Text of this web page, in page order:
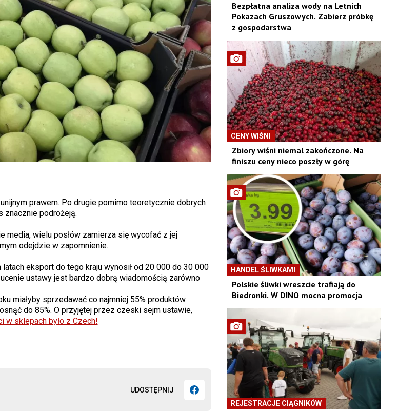
UDOSTĘPNIJ
prawem. Po drugie pomimo teoretycznie dobrych
znacznie podrożeją.
media, wielu posłów zamierza się wycofać z jej
odejdzie w zapomnienie.
latach eksport do tego kraju wynosił od 20 000 do 30 000
ustawy jest bardzo dobrą wiadomością zarówno
miałyby sprzedawać co najmniej 55% produktów
do 85%. O przyjętej przez czeski sejm ustawie,
w sklepach było z Czech!
Bezpłatna analiza wody na Letnich
Pokazach Gruszowych. Zabierz próbkę
z gospodarstwa
CENY WIŚNI
Zbiory wiśni niemal zakończone. Na
finiszu ceny nieco poszły w górę
HANDEL ŚLIWKAMI
Polskie śliwki wreszcie trafiają do
Biedronki. W DINO mocna promocja
REJESTRACJE CIĄGNIKÓW